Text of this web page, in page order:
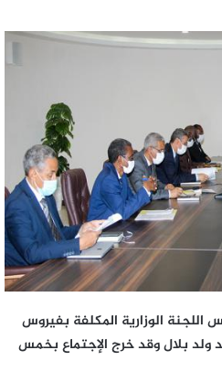
الوزارية المكلفة بفيروس
ولد بلال وقدخرج الإجتماع بخمس